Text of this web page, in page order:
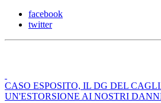
facebook
twitter
CASO ESPOSITO, IL DG DEL
UN'ESTORSIONE AI NOSTRI